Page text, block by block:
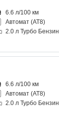
6.6 л/100 км
Автомат (AT8)
2.0 л Турбо Бензин
6.6 л/100 км
Автомат (AT8)
2.0 л Турбо Бензин